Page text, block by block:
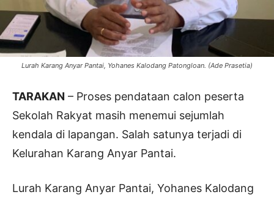
Lurah Karang Anyar Pantai, Yohanes Kalodang Patongloan. (Ade Prasetia)
TARAKAN – Proses pendataan calon peserta
Sekolah Rakyat masih menemui sejumlah
kendala di lapangan. Salah satunya terjadi di
Kelurahan Karang Anyar Pantai.
Lurah Karang Anyar Pantai, Yohanes Kalodang